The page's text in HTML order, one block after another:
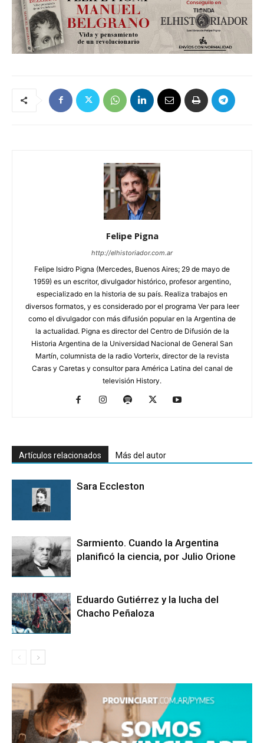
Felipe Pigna
http://elhistoriador.com.ar
Felipe Isidro Pigna (Mercedes, Buenos Aires; 29 de mayo de
1959) es un escritor, divulgador histórico, profesor argentino,
especializado en la historia de su país. Realiza trabajos en
diversos formatos, y es considerado por el programa Ver para leer
como el divulgador con más difusión popular en la Argentina de
la actualidad. Pigna es director del Centro de Difusión de la
Historia Argentina de la Universidad Nacional de General San
Martín, columnista de la radio Vorterix, director de la revista
Caras y Caretas y consultor para América Latina del canal de
televisión History.
Artículos relacionados Más del autor
Sara Eccleston
Sarmiento. Cuando la Argentina
planificó la ciencia, por Julio Orione
Eduardo Gutiérrez y la lucha del
Chacho Peñaloza